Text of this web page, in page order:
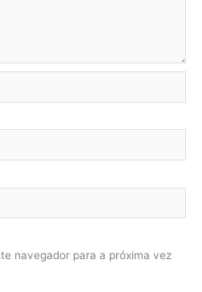
navegador para a próxima vez